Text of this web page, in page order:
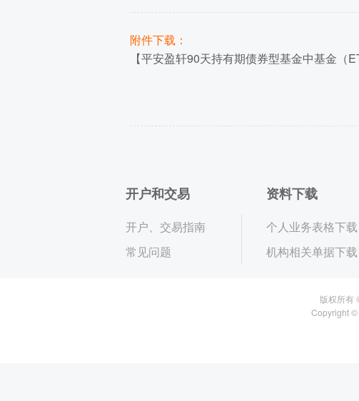
附件下载：
【平安盈轩90天持有期债券型基金中基金（
开户和交易
开户、交易指南
常见问题
资料下载
个人业务表格下载
机构相关单据下载
版权所有
Copyright ©